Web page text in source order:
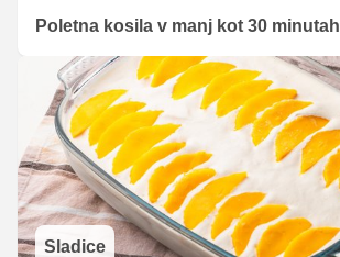
Poletna kosila v manj kot 30 minutah
Sladice